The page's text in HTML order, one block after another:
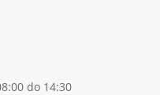
do 14:30